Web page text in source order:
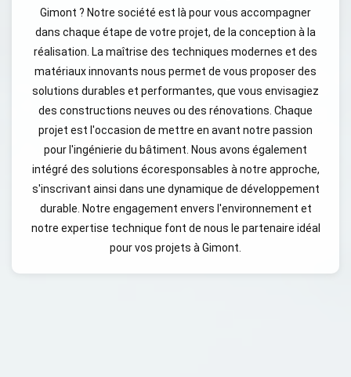
Gimont ? Notre société est là pour vous accompagner
dans chaque étape de votre projet, de la conception à la
réalisation. La maîtrise des techniques modernes et des
matériaux innovants nous permet de vous proposer des
solutions durables et performantes, que vous envisagiez
des constructions neuves ou des rénovations. Chaque
projet est l'occasion de mettre en avant notre passion
pour l'ingénierie du bâtiment. Nous avons également
intégré des solutions écoresponsables à notre approche,
s'inscrivant ainsi dans une dynamique de développement
durable. Notre engagement envers l'environnement et
notre expertise technique font de nous le partenaire idéal
pour vos projets à Gimont.